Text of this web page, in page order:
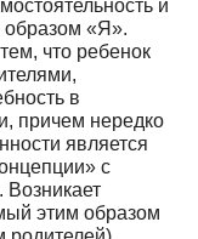
и
«Я».
что ребенок
в
причем нередко
является
с
этим образом